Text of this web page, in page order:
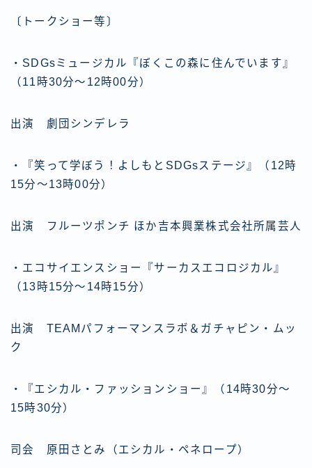
〔トークショー等〕
・SDGsミュージカル『ぼくこの森に住んでいます』
（11時30分～12時00分）
出演 劇団シンデレラ
・『笑って学ぼう！よしもとSDGsステージ』（12時
15分～13時00分）
出演 フルーツポンチ ほか吉本興業株式会社所属芸人
・エコサイエンスショー『サーカスエコロジカル』
（13時15分～14時15分）
出演 TEAMパフォーマンスラボ＆ガチャピン・ムッ
ク
・『エシカル・ファッションショー』（14時30分～
15時30分）
司会 原田さとみ（エシカル・ペネロープ）